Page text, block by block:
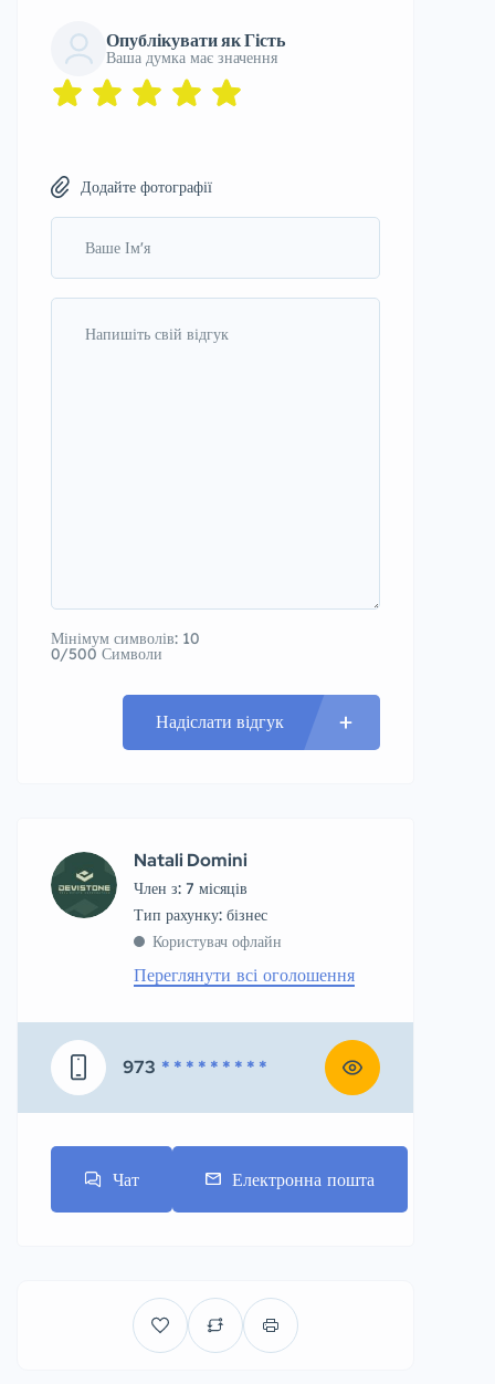
Опублікувати як Гість
Ваша думка має значення
Додайте фотографії
Мінімум символів: 10
0/500 Символи
Надіслати відгук
Natali Domini
Член з: 7 місяців
тип рахунку: бізнес
Користувач офлайн
Переглянути всі оголошення
973 * * * * * * * * *
Чат Електронна пошта